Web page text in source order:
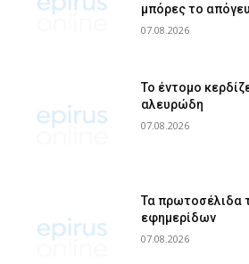
μπόρες το
07.08.2026
Το έντομο
αλευρώδη
07.08.2026
Τα πρωτοσέλιδα
εφημερίδων
07.08.2026